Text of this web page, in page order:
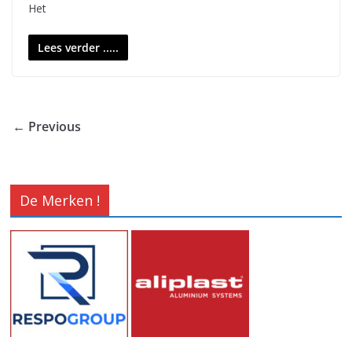
Het
Lees verder .....
← Previous
De Merken !